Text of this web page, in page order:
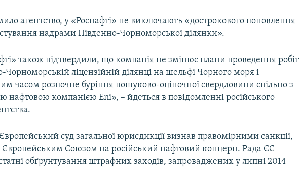
агентство, у «Роснафті» не виключають «дострокового поновлення
надрами Південно-Чорноморської ділянки».
також підтвердили, що компанія не змінює плани проведення робіт
Чорноморській ліцензійній ділянці на шельфі Чорного моря і
часом розпочне буріння пошуково-оціночної свердловини спільно з
нафтовою компанією Eni», – йдеться в повідомленні російського
суд загальної юрисдикції визнав правомірними санкції,
Європейським Союзом на російський нафтовий концерн. Рада ЄС
обґрунтування штрафних заходів, запроваджених у липні 2014